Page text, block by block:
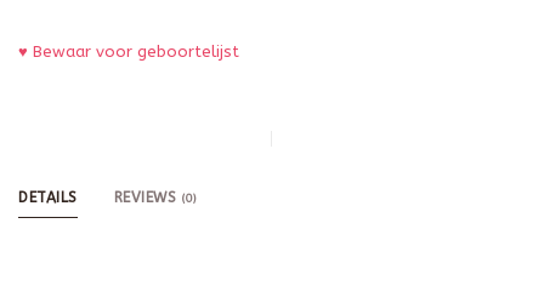
♥ Bewaar voor geboortelijst
DETAILS REVIEWS (0)